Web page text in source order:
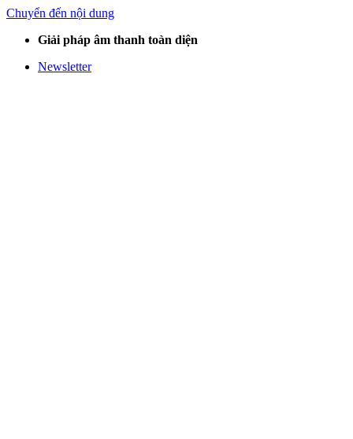
Chuyển đến nội dung
Giải pháp âm thanh toàn diện
Newsletter